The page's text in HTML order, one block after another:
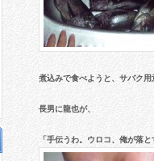
煮込みで食べようと、サバク用
長男に龍也が、
「手伝うわ。ウロコ、俺が落と